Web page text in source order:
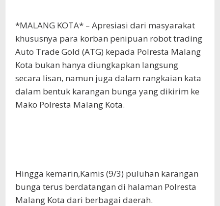
Ungkap
ATG
*MALANG KOTA* – Apresiasi dari masyarakat
khususnya para korban penipuan robot trading
Auto Trade Gold (ATG) kepada Polresta Malang
Kota bukan hanya diungkapkan langsung
secara lisan, namun juga dalam rangkaian kata
dalam bentuk karangan bunga yang dikirim ke
Mako Polresta Malang Kota.
Hingga kemarin,Kamis (9/3) puluhan karangan
bunga terus berdatangan di halaman Polresta
Malang Kota dari berbagai daerah.